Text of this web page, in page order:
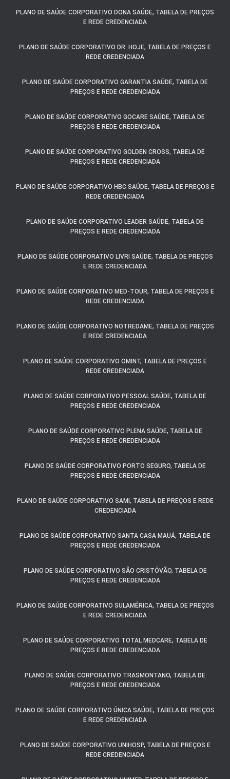
PLANO DE SAÚDE CORPORATIVO DONA SAÚDE, TABELA DE PREÇOS
E REDE CREDENCIADA
PLANO DE SAÚDE CORPORATIVO DR. HOJE, TABELA DE PREÇOS E
REDE CREDENCIADA
PLANO DE SAÚDE CORPORATIVO GARANTIA SAÚDE, TABELA DE
PREÇOS E REDE CREDENCIADA
PLANO DE SAÚDE CORPORATIVO GOCARE SAÚDE, TABELA DE
PREÇOS E REDE CREDENCIADA
PLANO DE SAÚDE CORPORATIVO GOLDEN CROSS, TABELA DE
PREÇOS E REDE CREDENCIADA
PLANO DE SAÚDE CORPORATIVO HBC SAÚDE, TABELA DE PREÇOS E
REDE CREDENCIADA
PLANO DE SAÚDE CORPORATIVO LEADER SAÚDE, TABELA DE
PREÇOS E REDE CREDENCIADA
PLANO DE SAÚDE CORPORATIVO LIVRI SAÚDE, TABELA DE PREÇOS
E REDE CREDENCIADA
PLANO DE SAÚDE CORPORATIVO MED-TOUR, TABELA DE PREÇOS E
REDE CREDENCIADA
PLANO DE SAÚDE CORPORATIVO NOTREDAME, TABELA DE PREÇOS
E REDE CREDENCIADA
PLANO DE SAÚDE CORPORATIVO OMINT, TABELA DE PREÇOS E
REDE CREDENCIADA
PLANO DE SAÚDE CORPORATIVO PESSOAL SAÚDE, TABELA DE
PREÇOS E REDE CREDENCIADA
PLANO DE SAÚDE CORPORATIVO PLENA SAÚDE, TABELA DE
PREÇOS E REDE CREDENCIADA
PLANO DE SAÚDE CORPORATIVO PORTO SEGURO, TABELA DE
PREÇOS E REDE CREDENCIADA
PLANO DE SAÚDE CORPORATIVO SAMI, TABELA DE PREÇOS E REDE
CREDENCIADA
PLANO DE SAÚDE CORPORATIVO SANTA CASA MAUÁ, TABELA DE
PREÇOS E REDE CREDENCIADA
PLANO DE SAÚDE CORPORATIVO SÃO CRISTÓVÃO, TABELA DE
PREÇOS E REDE CREDENCIADA
PLANO DE SAÚDE CORPORATIVO SULAMÉRICA, TABELA DE PREÇOS
E REDE CREDENCIADA
PLANO DE SAÚDE CORPORATIVO TOTAL MEDCARE, TABELA DE
PREÇOS E REDE CREDENCIADA
PLANO DE SAÚDE CORPORATIVO TRASMONTANO, TABELA DE
PREÇOS E REDE CREDENCIADA
PLANO DE SAÚDE CORPORATIVO ÚNICA SAÚDE, TABELA DE PREÇOS
E REDE CREDENCIADA
PLANO DE SAÚDE CORPORATIVO UNIHOSP, TABELA DE PREÇOS E
REDE CREDENCIADA